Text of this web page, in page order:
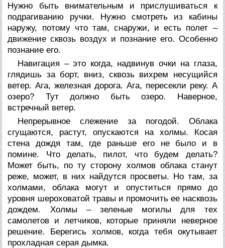
Нужно быть внимательным и прислушиваться к
подрагиванию ручки. Нужно смотреть из кабины
наружу, потому что там, снаружи, и есть полет –
движение сквозь воздух и познание его. Особенно
познание его.
Навигация – это когда, надвинув очки на глаза,
глядишь за борт, вниз, сквозь вихрем несущийся
ветер. Ага, железная дорога. Ага, пересекли реку. А
озеро? Тут должно быть озеро. Наверное,
встречный ветер.
Непрерывное слежение за погодой. Облака
сгущаются, растут, опускаются на холмы. Косая
стена дождя там, где раньше его не было и в
помине. Что делать, пилот, что будем делать?
Может быть, по ту сторону холмов облака станут
реже, может, в них найдутся просветы. Но там, за
холмами, облака могут и опуститься прямо до
уровня шероховатой травы и промочить ее насквозь
дождем. Холмы – зеленые могилы для тех
самолетов и летчиков, которые приняли неверное
решение. Берегись холмов, когда тебя окутывает
прохладная серая дымка.